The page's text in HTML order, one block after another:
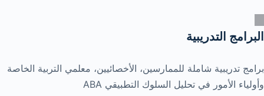
البرامج التدريبية
برامج تدريبية شاملة للممارسين، الأخصائيين، معلمي التربية الخاصة
وأولياء الأمور في تحليل السلوك التطبيقي ABA